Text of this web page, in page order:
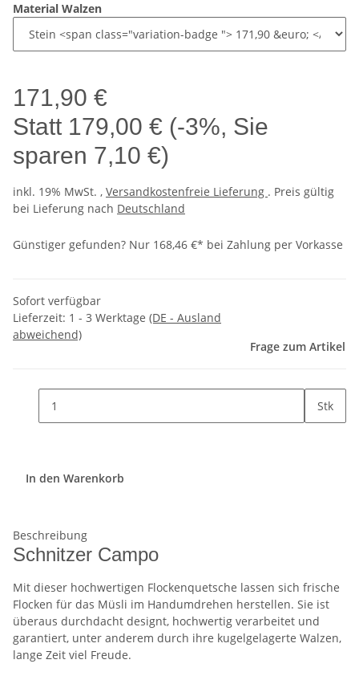
Material Walzen
171,90 €
Statt 179,00 € (-3%, Sie
sparen 7,10 €)
inkl. 19% MwSt. , Versandkostenfreie Lieferung . Preis gültig
bei Lieferung nach Deutschland
Günstiger gefunden? Nur 168,46 €* bei Zahlung per Vorkasse
Sofort verfügbar
Lieferzeit: 1 - 3 Werktage (DE - Ausland
abweichend)
Frage zum Artikel
Stk
In den Warenkorb
Beschreibung
Schnitzer Campo
Mit dieser hochwertigen Flockenquetsche lassen sich frische
Flocken für das Müsli im Handumdrehen herstellen. Sie ist
überaus durchdacht designt, hochwertig verarbeitet und
garantiert, unter anderem durch ihre kugelgelagerte Walzen,
lange Zeit viel Freude.